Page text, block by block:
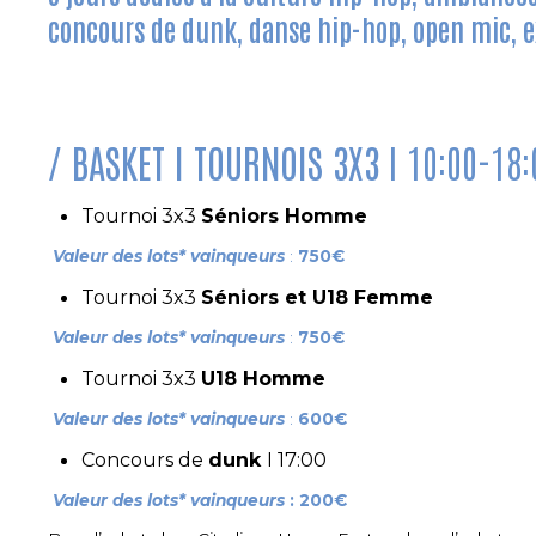
concours de dunk, danse hip-hop, open mic,
BASKET I TOURNOIS 3X3 I 10:00-
Tournoi 3x3 Séniors Homme
Valeur des lots* vainqueurs : 750€
Tournoi 3x3 Séniors et U18 Femme
Valeur des lots* vainqueurs : 750€
Tournoi 3x3 U18 Homme
Valeur des lots* vainqueurs : 600€
Concours de dunk I 17:00
Valeur des lots* vainqueurs : 200€